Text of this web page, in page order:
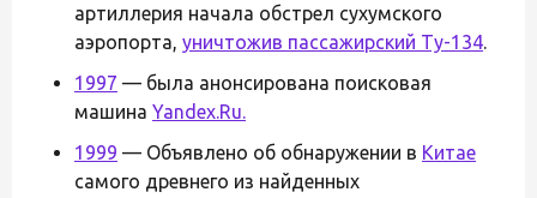
артиллерия начала обстрел сухумского
аэропорта, уничтожив пассажирский Ту-134.
1997 — была анонсирована поисковая
машина Yandex.Ru.
1999 — Объявлено об обнаружении в Китае
самого древнего из найденных